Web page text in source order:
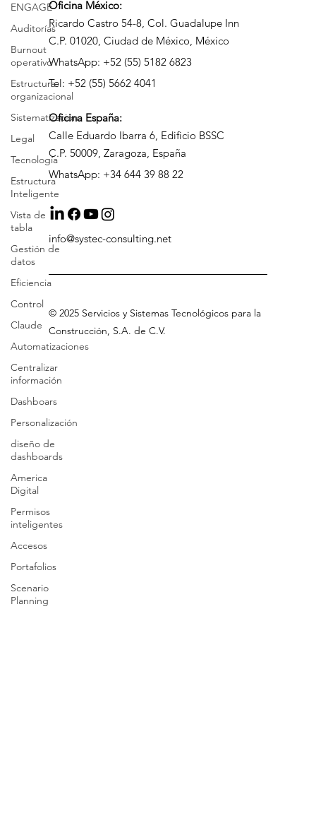
ENGAGE
Auditorías
Burnout
operativo
Estructura
organizacional
Sistematización
Legal
Tecnología
Estructura
Inteligente
Vista de
tabla
Gestión de
datos
Eficiencia
Control
Claude
Automatizaciones
Centralizar
información
Dashboars
Personalización
diseño de
dashboards
America
Digital
Permisos
inteligentes
Accesos
Portafolios
Scenario
Planning
Dirección
Oficina México:
C.P. 01020, Ciudad de México, México
Tel: +52 (55) 5662 4041
WhatsApp: +52 (55) 5182 6823
OficinaEspaña:
Calle Eduardo Ibarra 6, Edificio BSSC
C.P. 50009, Zaragoza, España
WhatsApp: +34 644 39 88 22
© 2025 Servicios